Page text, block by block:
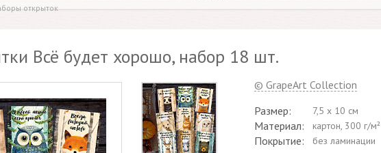
открыток
Всё будет хорошо, набор 18 шт.
© GrapeArt Collection
Размер:
7,5 х 10 см
Материал: картон, 300 г/м²
Покрытие: без ламинации